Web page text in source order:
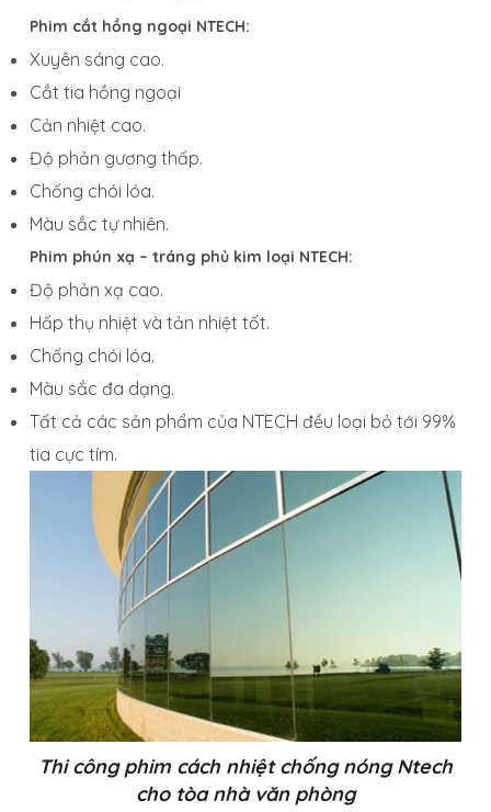
Phim cắt hồng ngoại NTECH:
Xuyên sáng cao.
Cắt tia hồng ngoại
Cản nhiệt cao.
Độ phản gương thấp.
Chống chói lóa.
Màu sắc tự nhiên.
Phim phún xạ – tráng phủ kim loại NTECH:
Độ phản xạ cao.
Hấp thụ nhiệt và tản nhiệt tốt.
Chống chói lóa.
Màu sắc đa dạng.
Tất cả các sản phẩm của NTECH đều loại bỏ tới 99%
tia cực tím.
Thi công phim cách nhiệt chống nóng Ntech
cho tòa nhà văn phòng